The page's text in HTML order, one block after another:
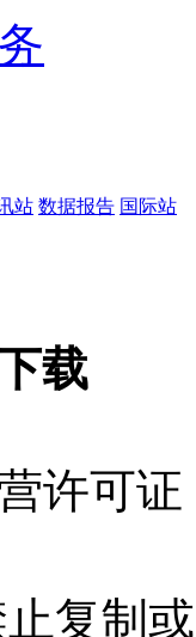
站 数据报告 国际站
载
许可
复制